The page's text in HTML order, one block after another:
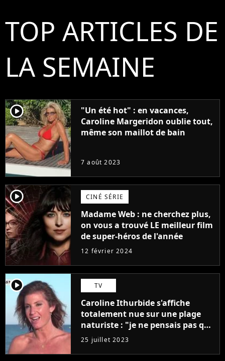
TOP ARTICLES DE
LA SEMAINE
player2
"Un été hot" : en vacances,
Caroline Margeridon oublie tout,
même son maillot de bain
7 août 2023
player2 CINÉ SÉRIE
Madame Web : ne cherchez plus,
on vous a trouvé LE meilleur film
de super-héros de l'année
12 février 2024
player2 TV
Caroline Ithurbide s'affiche
totalement nue sur une plage
naturiste : "je ne pensais pas que
j'arriverais à le faire..."
25 juillet 2023